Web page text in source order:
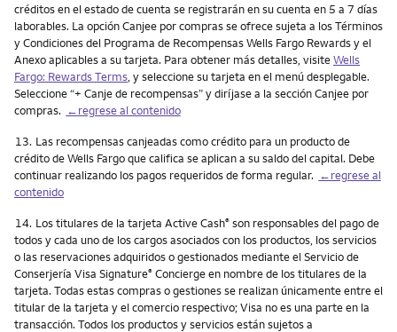
créditos en el estado de cuenta se registrarán en su cuenta en 5 a 7 días
laborables. La opción Canjee por compras se ofrece sujeta a los Términos
y Condiciones del Programa de Recompensas Wells Fargo Rewards y el
Anexo aplicables a su tarjeta. Para obtener más detalles, visiteWells
Fargo: Rewards Terms , y seleccione su tarjeta en el menú desplegable.
Seleccione “+ Canje de recompensas” y diríjase a la sección Canjee por
compras. ←regrese al contenido
Nota
13. Las recompensas canjeadas como crédito para un producto de
crédito de Wells Fargo que califica se aplican a su saldo del capital. Debe
continuar realizando los pagos requeridos de forma regular. ←regrese al
contenido
Nota
14. Los titulares de la tarjeta Active Cash® son responsables del pago de
todos y cada uno de los cargos asociados con los productos, los servicios
o las reservaciones adquiridos o gestionados mediante el Servicio de
Conserjería Visa Signature® Concierge en nombre de los titulares de la
tarjeta. Todas estas compras o gestiones se realizan únicamente entre el
titular de la tarjeta y el comercio respectivo; Visa no es una parte en la
transacción. Todos los productos y servicios están sujetos a